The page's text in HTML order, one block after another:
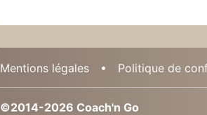
Mentions légales Politique de
©2014-2026 Coach'n Go